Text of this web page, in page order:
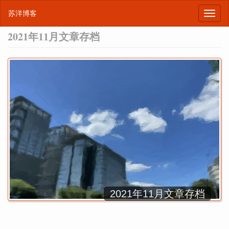
苏洋博客
2021年11月文章存档
2021年11月文章存档